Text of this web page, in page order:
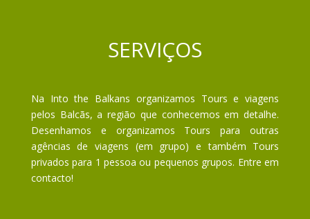
SERVIÇOS
Na Into the Balkans organizamos Tours e viagens
pelos Balcãs, a região que conhecemos em detalhe.
Desenhamos e organizamos Tours para outras
agências de viagens (em grupo) e também Tours
privados para 1 pessoa ou pequenos grupos. Entre em
contacto!